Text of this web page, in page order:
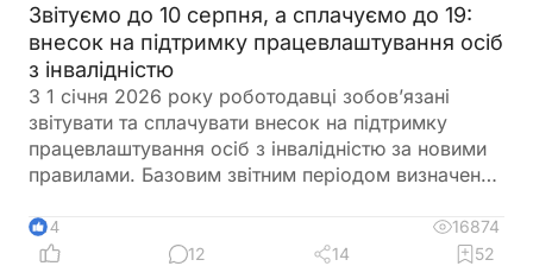
Звітуємо до 10 серпня, а сплачуємо до 19:
внесок на підтримку працевлаштування осіб
з інвалідністю
З 1 січня 2026 року роботодавці зобов’язані
звітувати та сплачувати внесок на підтримку
працевлаштування осіб з інвалідністю за новими
правилами. Базовим звітним періодом визначено
податкового органу протягом 40 календарних
днів після закінчення кварталу, а сплата внеску
14
16874
12
14 52